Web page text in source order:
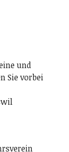
und
Sie vorbei